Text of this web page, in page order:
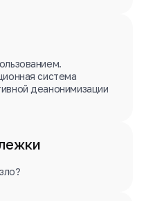
система
деанонимизации